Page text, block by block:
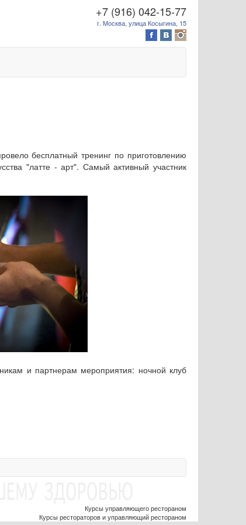
+7 (916) 042-15-77
г. Москва, улица Косыгина, 15
бесплатный тренинг по приготовлению
"латте - арт". Самый активный участник
и партнерам мероприятия: ночной клуб
Курсы управляющего рестораном
Курсы рестораторов и управляющий рестораном